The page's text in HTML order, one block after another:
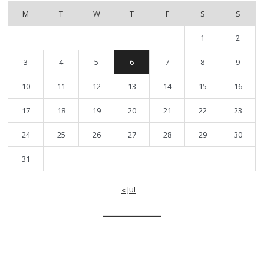
M
T W T F S S
1 2
3 4 5 6 7 8 9
10 11 12 13 14 15 16
17 18 19 20 21 22 23
24 25 26 27 28 29 30
31
« Jul